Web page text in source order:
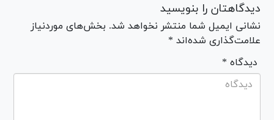
دیدگاهتان را بنویسید
نشانی ایمیل شما منتشر نخواهد شد. بخش‌های موردنیاز
علامت‌گذاری شده‌اند *
* دیدگاه